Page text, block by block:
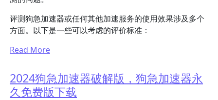
评测狗急加速器或任何其他加速服务的使用效果涉及多个
方面。以下是一些可以考虑的评价标准：
Read More
2024狗急加速器破解版，狗急加速器永
久免费版下载